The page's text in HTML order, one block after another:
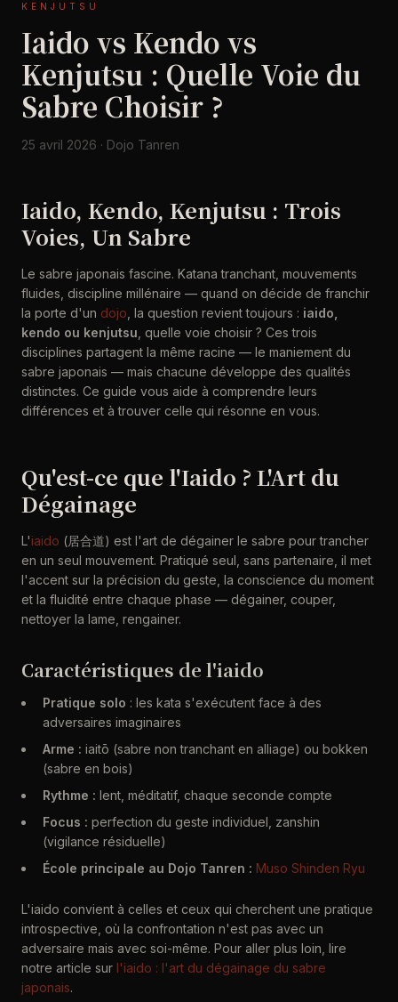
KENJUTSU
Iaido vs Kendo vs
Kenjutsu : Quelle Voie du
Sabre Choisir ?
25 avril 2026 · Dojo Tanren
Iaido, Kendo, Kenjutsu : Trois
Voies, Un Sabre
Le sabre japonais fascine. Katana tranchant, mouvements
fluides, discipline millénaire — quand on décide de franchir
la porte d'un dojo , la question revient toujours : iaido,
kendo ou kenjutsu , quelle voie choisir ? Ces trois
disciplines partagent la même racine — le maniement du
sabre japonais — mais chacune développe des qualités
distinctes. Ce guide vous aide à comprendre leurs
différences et à trouver celle qui résonne en vous.
Qu'est-ce que l'Iaido ? L'Art du
Dégainage
L'iaido (居合道) est l'art de dégainer le sabre pour trancher
en un seul mouvement. Pratiqué seul, sans partenaire, il met
l'accent sur la précision du geste, la conscience du moment
et la fluidité entre chaque phase — dégainer, couper,
nettoyer la lame, rengainer.
Caractéristiques de l'iaido
Pratique solo : les kata s'exécutent face à des
adversaires imaginaires
Arme : iaitō (sabre non tranchant en alliage) ou bokken
(sabre en bois)
Rythme : lent, méditatif, chaque seconde compte
Focus : perfection du geste individuel, zanshin
(vigilance résiduelle)
École principale au Dojo Tanren : Muso Shinden Ryu
L'iaido convient à celles et ceux qui cherchent une pratique
introspective, où la confrontation n'est pas avec un
adversaire mais avec soi-même. Pour aller plus loin, lire
notre article sur l'iaido : l'art du dégainage du sabre
japonais.